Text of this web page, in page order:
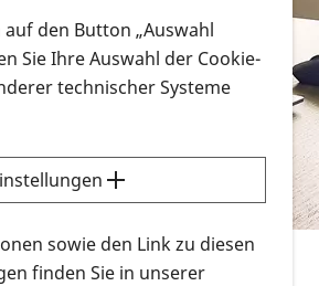
in verschiedenen
Ort
wie Sie nach Infonmaterial
bestellen bzw. herunterladen
sich dieErklärvideos zum
auf der PRO RETINA-Website
Menschen an.
den Button „Auswahl
Sie Ihre Auswahl der Cookie-
technischer Systeme
sowie den Link zu diesen
finden Sie in unserer